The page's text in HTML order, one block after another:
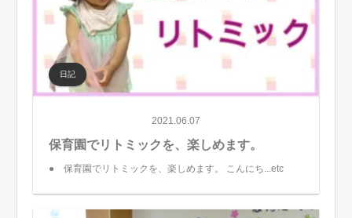
日記
2021.06.07
保育園でリトミックを、楽しめます。
● 保育園でリトミックを、楽しめます。 こんにち...etc